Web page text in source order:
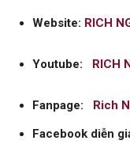
Website: RICH
Youtube: RICH
Fanpage: Rich
Facebook diễn